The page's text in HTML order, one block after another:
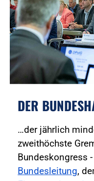
DER
…der jährlich
zweithöchste
Bundeskongress
Bundesleitung,